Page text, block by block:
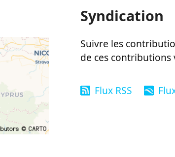
Syndication
Suivre les
de ces
Flux RSS